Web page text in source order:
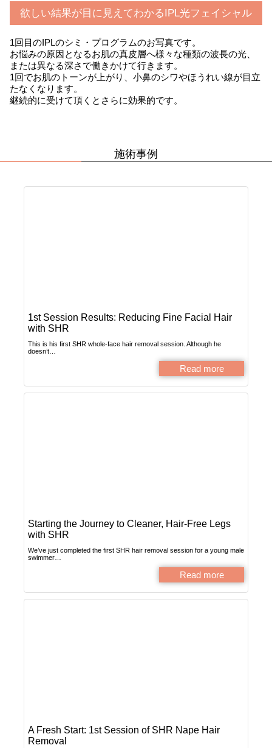
欲しい結果が目に見えてわかるIPL光フェイシャル
1回目のIPLのシミ・プログラムのお写真です。
お悩みの原因となるお肌の真皮層へ様々な種類の波長の光、
または異なる深さで働きかけて行きます。
1回でお肌のトーンが上がり、小鼻のシワやほうれい線が目立
たなくなります。
継続的に受けて頂くとさらに効果的です。
施術事例
1st Session Results: Reducing Fine Facial Hair
with SHR
This is his first SHR whole-face hair removal session. Although he
doesn’t…
Read more
Starting the Journey to Cleaner, Hair-Free Legs
with SHR
We’ve just completed the first SHR hair removal session for a young male
swimmer…
Read more
A Fresh Start: 1st Session of SHR Nape Hair
Removal